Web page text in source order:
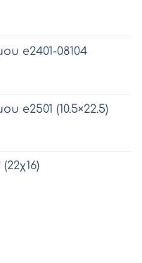
e2401-08104
e2501 (10.5×22.5)